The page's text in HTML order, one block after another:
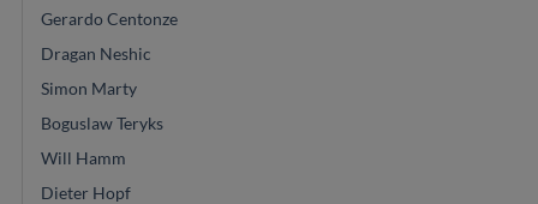
Gerardo Centonze
Dragan Neshic
Simon Marty
Boguslaw Teryks
Will Hamm
Dieter Hopf